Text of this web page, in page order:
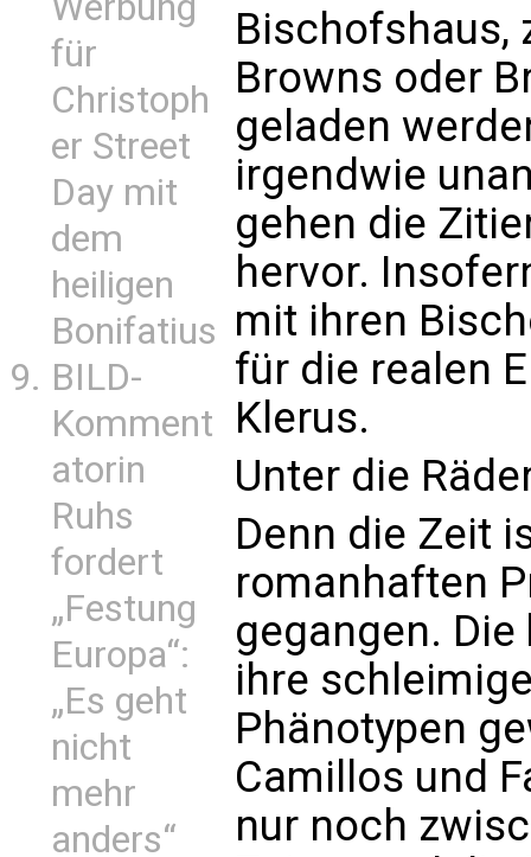
für
Christoph
er Street
Day mit
dem
heiligen
Bonifatius
BILD-
Komment
atorin
Ruhs
fordert
„Festung
Europa“:
„Es geht
nicht
mehr
anders“
Bischofshaus,
Browns oder
geladen
irgendwie
gehen die
hervor.
mit ihren
für die realen
Klerus.
Unter die
Denn die Zeit
romanhaften
gegangen.
ihre
Phänotypen
Camillos und
nur noch